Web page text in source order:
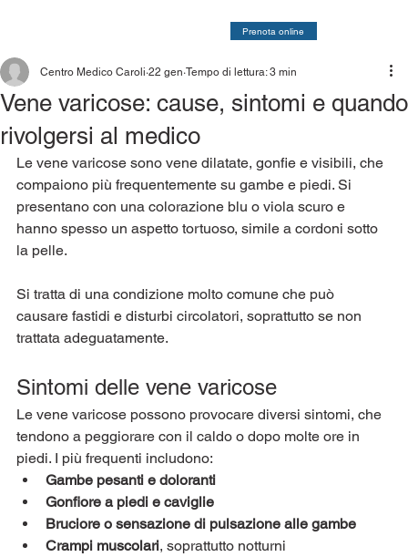
Prenota online
Vene varicose: cause, sintomi e quando
rivolgersi al medico
Centro Medico Caroli 22 gen Tempo di lettura: 3 min
Le vene varicose sono vene dilatate, gonfie e visibili, che
compaiono più frequentemente su gambe e piedi. Si
presentano con una colorazione blu o viola scuro e
hanno spesso un aspetto tortuoso, simile a cordoni sotto
la pelle.
Si tratta di una condizione molto comune che può
causare fastidi e disturbi circolatori, soprattutto se non
trattata adeguatamente.
Sintomi delle vene varicose
Le vene varicose possono provocare diversi sintomi, che
tendono a peggiorare con il caldo o dopo molte ore in
piedi. I più frequenti includono:
Gambe pesanti e doloranti
Gonfiore a piedi e caviglie
Bruciore o sensazione di pulsazione alle gambe
Crampi muscolari, soprattutto notturni